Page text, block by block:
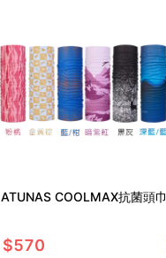
ATUNAS COOLMAX抗菌頭巾
$570